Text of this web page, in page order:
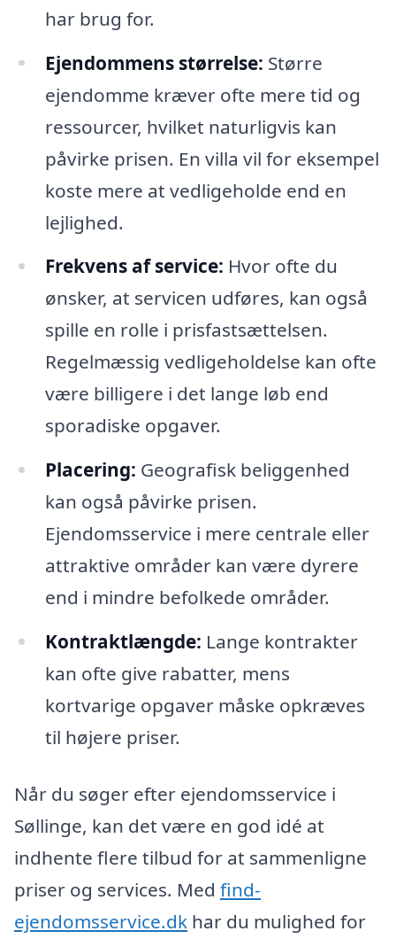
har brug for.
Ejendommens størrelse: Større
ejendomme kræver ofte mere tid og
ressourcer, hvilket naturligvis kan
påvirke prisen. En villa vil for eksempel
koste mere at vedligeholde end en
lejlighed.
Frekvens af service: Hvor ofte du
ønsker, at servicen udføres, kan også
spille en rolle i prisfastsættelsen.
Regelmæssig vedligeholdelse kan ofte
være billigere i det lange løb end
sporadiske opgaver.
Placering: Geografisk beliggenhed
kan også påvirke prisen.
Ejendomsservice i mere centrale eller
attraktive områder kan være dyrere
end i mindre befolkede områder.
Kontraktlængde: Lange kontrakter
kan ofte give rabatter, mens
kortvarige opgaver måske opkræves
til højere priser.
Når du søger efter ejendomsservice i
Søllinge, kan det være en god idé at
indhente flere tilbud for at sammenligne
priser og services. Med find-
ejendomsservice.dk har du mulighed for